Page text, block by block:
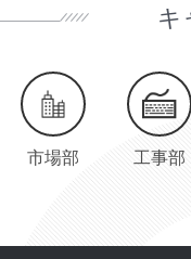
キ
市場部 工事部